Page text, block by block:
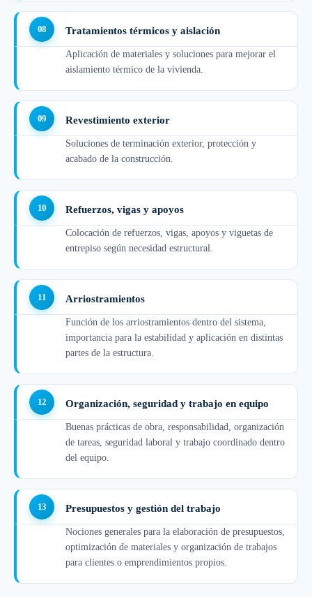
Tratamientos térmicos y aislación
Aplicación de materiales y soluciones para mejorar el
aislamiento térmico de la vivienda.
Revestimiento exterior
Soluciones de terminación exterior, protección y
acabado de la construcción.
Refuerzos, vigas y apoyos
Colocación de refuerzos, vigas, apoyos y viguetas de
entrepiso según necesidad estructural.
Arriostramientos
Función de los arriostramientos dentro del sistema,
importancia para la estabilidad y aplicación en distintas
partes de la estructura.
Organización, seguridad y trabajo en equipo
Buenas prácticas de obra, responsabilidad, organización
de tareas, seguridad laboral y trabajo coordinado dentro
del equipo.
Presupuestos y gestión del trabajo
Nociones generales para la elaboración de presupuestos,
optimización de materiales y organización de trabajos
para clientes o emprendimientos propios.